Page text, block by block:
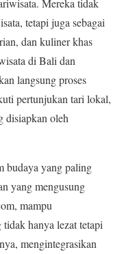
Mereka tidak
tetapi juga sebagai
dan kuliner khas
di Bali dan
langsung proses
pertunjukan tari lokal,
disiapkan oleh
budaya yang paling
yang mengusung
mampu
hanya lezat tetapi
mengintegrasikan